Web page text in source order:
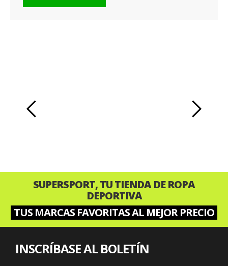
‹ ›
SUPERSPORT, TU TIENDA DE ROPA
DEPORTIVA
TUS MARCAS FAVORITAS AL MEJOR PRECIO
INSCRÍBASE AL BOLETÍN